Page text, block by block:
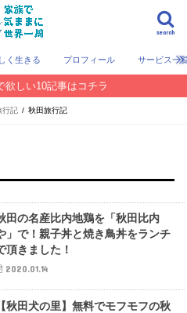
search
く生きる プロフィール サービス一
欲しい10記事はコチラ
行記 秋田旅行記
田の名産比内地鶏を「秋田比内
」で！親子丼と焼き鳥丼をランチ
頂きました！
2020.01.14
【秋田犬の里】無料でモフモフの秋